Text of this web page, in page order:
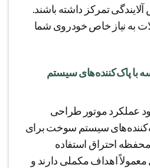
تمرکز داشته باشند.
به نیاز خاص خودروی شما
با پاک‌کننده‌های سیستم
عملکرد موتور طراحی
سیستم سوخت برای
محفظه احتراق استفاده
اهداف مکملی دارند و